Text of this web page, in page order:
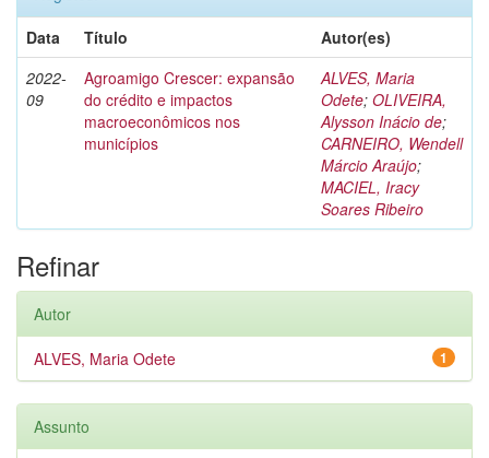
Data
Título
Autor(es)
2022-
09
Agroamigo Crescer: expansão
do crédito e impactos
macroeconômicos nos
municípios
ALVES, Maria
Odete; OLIVEIRA,
Alysson Inácio de;
CARNEIRO, Wendell
Márcio Araújo;
MACIEL, Iracy
Soares Ribeiro
Refinar
Autor
1
ALVES, Maria Odete
Assunto